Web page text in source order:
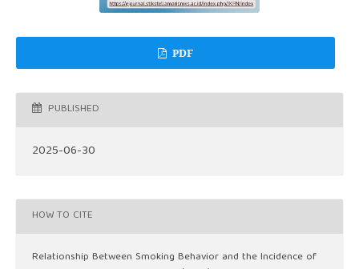
PDF
PUBLISHED
2025-06-30
HOW TO CITE
Relationship Between Smoking Behavior and the Incidence of